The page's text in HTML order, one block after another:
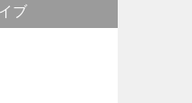
ブ